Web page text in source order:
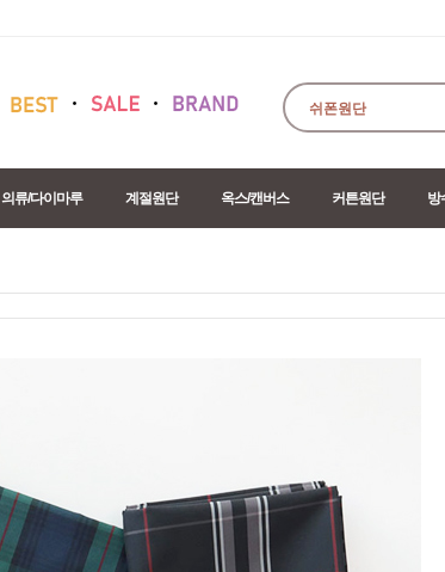
의류/다이마루 계절원단 옥스/캔버스 커튼원단 방